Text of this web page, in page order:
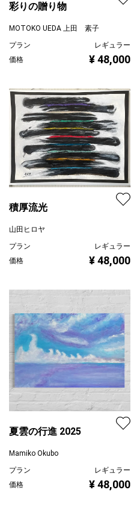
彩りの贈り物
MOTOKO UEDA 上田 素子
プラン
レギュラー
価格
¥ 48,000
積厚流光
山田ヒロヤ
プラン
レギュラー
価格
¥ 48,000
夏雲の行進 2025
Mamiko Okubo
プラン
レギュラー
価格
¥ 48,000